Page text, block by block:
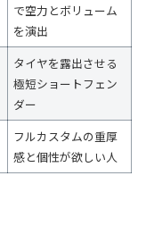
で空力とボリューム
を演出
タイヤを露出させる
極短ショートフェン
ダー
フルカスタムの重厚
感と個性が欲しい人